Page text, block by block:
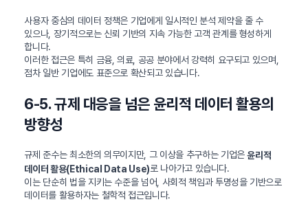
사용자 중심의 데이터 정책은 기업에게 일시적인 분석 제약을 줄 수
있으나, 장기적으로는 신뢰 기반의 지속 가능한 고객 관계를 형성하게
합니다.
이러한 접근은 특히 금융, 의료, 공공 분야에서 강력히 요구되고 있으며,
점차 일반 기업에도 표준으로 확산되고 있습니다.
6-5. 규제 대응을 넘은 윤리적 데이터 활용의
방향성
규제 준수는 최소한의 의무이지만, 그 이상을 추구하는 기업은윤리적
데이터 활용(Ethical Data Use)로 나아가고 있습니다.
이는 단순히 법을 지키는 수준을 넘어, 사회적 책임과 투명성을 기반으로
데이터를 활용하자는 철학적 접근입니다.